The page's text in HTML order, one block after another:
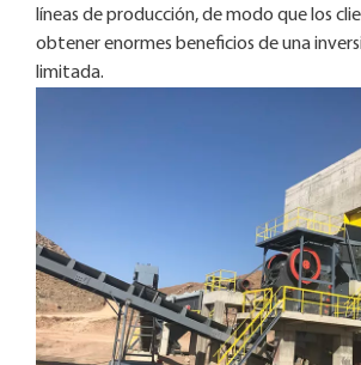
líneas de producción, de modo que los
obtener enormes beneficios de una
limitada.